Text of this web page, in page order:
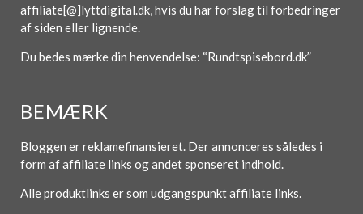
affiliate[@]lyttdigital.dk, hvis du har forslag til forbedringer
af siden eller lignende.
Du bedes mærke din henvendelse: “Rundtspisebord.dk”
BEMÆRK
Bloggen er reklamefinansieret. Der annonceres således i
form af affiliate links og andet sponseret indhold.
Alle produktlinks er som udgangspunkt affiliate links.